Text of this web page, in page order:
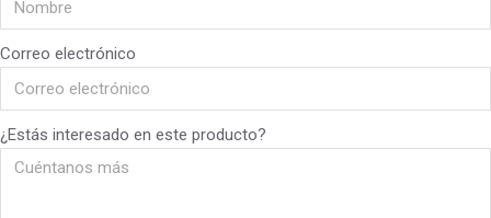
Correo electrónico
¿Estás interesado en este producto?